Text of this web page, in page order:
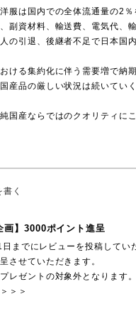
服は国内での全体流通量の2％
副資材料、輸送費、電気代、
の引退、後継者不足で日本国
ける集約化に伴う需要増で納
産品の厳しい状況は続いてい
国産ならではのクオリティに
く
画】3000ポイント進呈
までにレビューを投稿してい
させていただきます。
レゼントの対象外となります。
＞＞